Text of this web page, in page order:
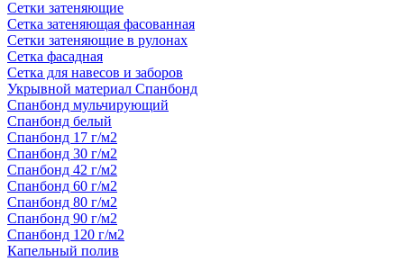
Сетки затеняющие
Сетка затеняющая фасованная
Сетки затеняющие в рулонах
Сетка фасадная
Сетка для навесов и заборов
Укрывной материал Спанбонд
Спанбонд мульчирующий
Спанбонд белый
Спанбонд 17 г/м2
Спанбонд 30 г/м2
Спанбонд 42 г/м2
Спанбонд 60 г/м2
Спанбонд 80 г/м2
Спанбонд 90 г/м2
Спанбонд 120 г/м2
Капельный полив